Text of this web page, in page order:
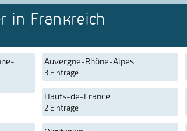
in Frankreich
Auvergne-Rhône-Alpes
3 Einträge
Hauts-de-France
2 Einträge